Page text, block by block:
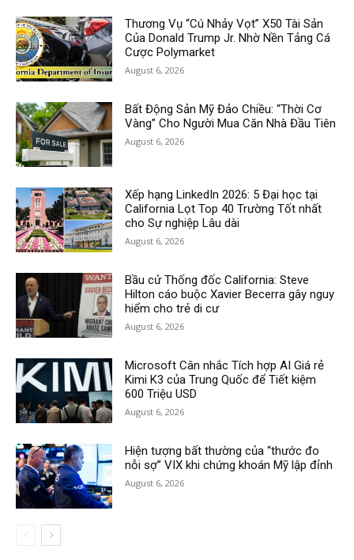
Thương Vụ “Cú Nhảy Vọt” X50 Tài Sản
Của Donald Trump Jr. Nhờ Nền Tảng Cá
Cược Polymarket
August 6, 2026
Bất Động Sản Mỹ Đảo Chiều: “Thời Cơ
Vàng” Cho Người Mua Căn Nhà Đầu Tiên
August 6, 2026
Xếp hạng LinkedIn 2026: 5 Đại học tại
California Lọt Top 40 Trường Tốt nhất
cho Sự nghiệp Lâu dài
August 6, 2026
Bầu cử Thống đốc California: Steve
Hilton cáo buộc Xavier Becerra gây nguy
hiểm cho trẻ di cư
August 6, 2026
Microsoft Cân nhắc Tích hợp AI Giá rẻ
Kimi K3 của Trung Quốc để Tiết kiệm
600 Triệu USD
August 6, 2026
Hiện tượng bất thường của “thước đo
nỗi sợ” VIX khi chứng khoán Mỹ lập đỉnh
August 6, 2026